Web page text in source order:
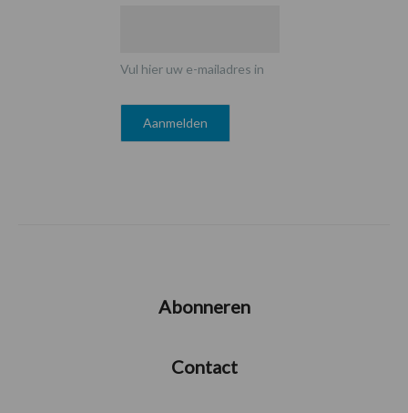
Vul hier uw e-mailadres in
Abonneren
Contact